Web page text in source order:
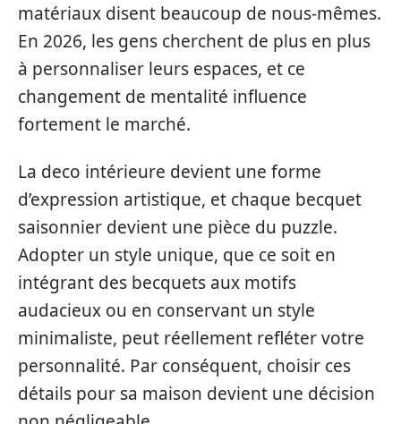
matériaux disent beaucoup de nous-mêmes.
En 2026, les gens cherchent de plus en plus
à personnaliser leurs espaces, et ce
changement de mentalité influence
fortement le marché.
La deco intérieure devient une forme
d’expression artistique, et chaque becquet
saisonnier devient une pièce du puzzle.
Adopter un style unique, que ce soit en
intégrant des becquets aux motifs
audacieux ou en conservant un style
minimaliste, peut réellement refléter votre
personnalité. Par conséquent, choisir ces
détails pour sa maison devient une décision